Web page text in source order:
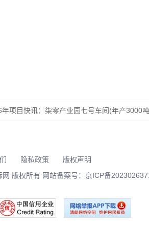
项目快讯：柒零产业园七号车间(年产3000吨生物制
隐私政策
版权声明
版权所有 网站备案号： 京ICP备